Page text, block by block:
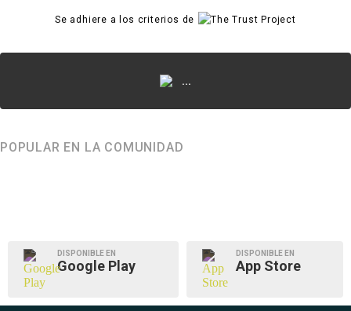
Se adhiere a los criterios de
...
POPULAR EN LA COMUNIDAD
DISPONIBLE EN
Google Play
DISPONIBLE EN
App Store